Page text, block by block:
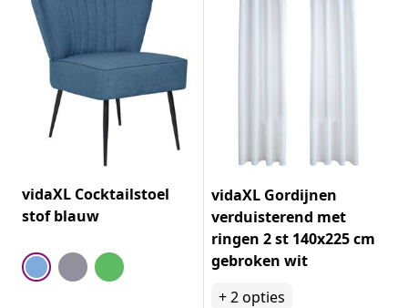
vidaXL Cocktailstoel
stof blauw
vidaXL Gordijnen
verduisterend met
ringen 2 st 140x225 cm
gebroken wit
+2opties